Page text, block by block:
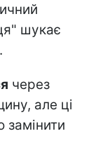
шукає
через
але ці
замінити